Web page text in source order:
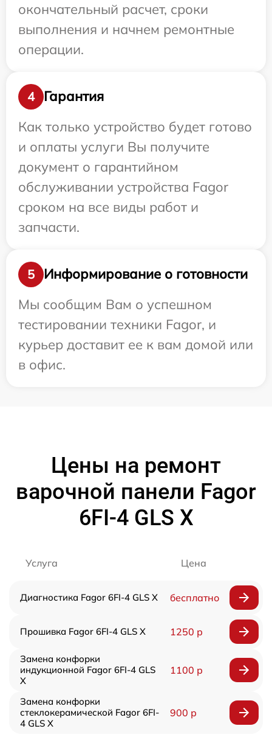
окончательный расчет, сроки
выполнения и начнем ремонтные
операции.
4
Гарантия
Как только устройство будет готово
и оплаты услуги Вы получите
документ о гарантийном
обслуживании устройства Fagor
сроком на все виды работ и
запчасти.
5
Информирование о готовности
Мы сообщим Вам о успешном
тестировании техники Fagor, и
курьер доставит ее к вам домой или
в офис.
Цены на ремонт
варочной панели Fagor
6FI-4 GLS X
Услуга Цена
Диагностика Fagor 6FI-4 GLS X бесплатно
Прошивка Fagor 6FI-4 GLS X 1250 р
Замена конфорки
индукционной Fagor 6FI-4 GLS
X
1100 р
Замена конфорки
стеклокерамической Fagor 6FI-
4 GLS X
900 р